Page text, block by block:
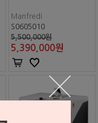
Manfredi
S0605010
5,500,000원
5,390,000원